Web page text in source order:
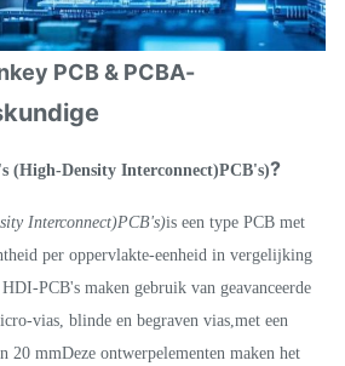
PCB & PCBA-
(High-Density Interconnect)PCB's)?
Interconnect)PCB's)is een type PCB met
per oppervlakte-eenheid in vergelijking
PCB's maken gebruik van geavanceerde
vias, blinde en begraven vias,met een
20 mmDeze ontwerpelementen maken het